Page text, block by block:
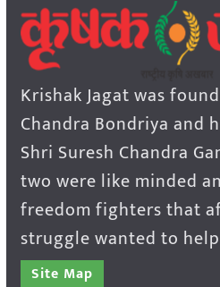
Krishak Jagat was
Chandra Bondriya and
Shri Suresh Chandra
two were like minded
freedom fighters that
struggle wanted to
Site Map